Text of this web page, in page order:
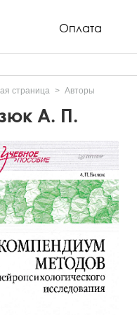
Оплата
страница Авторы
А. П.